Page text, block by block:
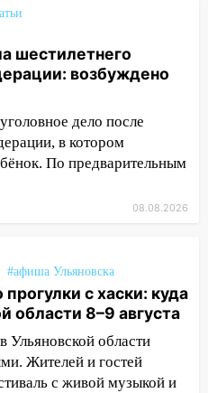
в Ульяновской
шесть
районе
ставят остановки
крупногабаритного
покажут
небом
госуниверситете
прибор для
шестилетнего
возбуждено
дело после
в котором
По предварительным
08.08.2026
#афиша Ульяновска
с хаски: куда
области 8–9 августа
Ульяновской области
Жителей и гостей
с живой музыкой и